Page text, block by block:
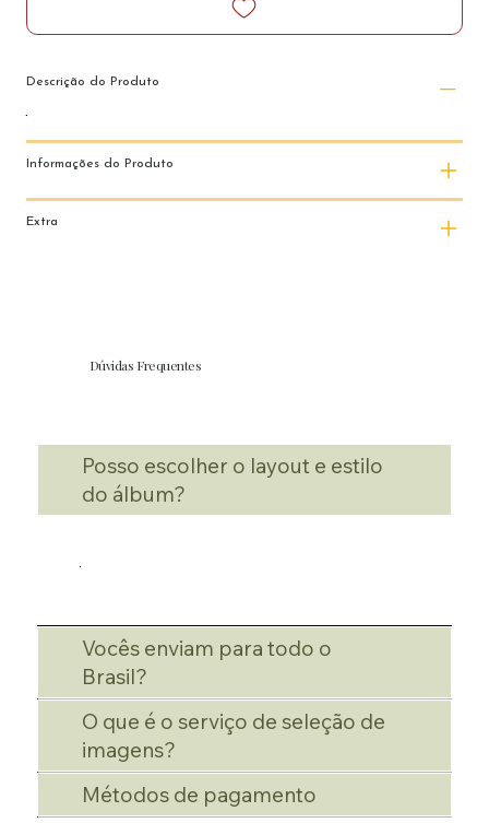
Descrição do Produto
Informações do Produto
Extra
Dúvidas Frequentes
Posso escolher o layout e estilo
do álbum?
Vocês enviam para todo o
Brasil?
O que é o serviço de seleção de
imagens?
Métodos de pagamento